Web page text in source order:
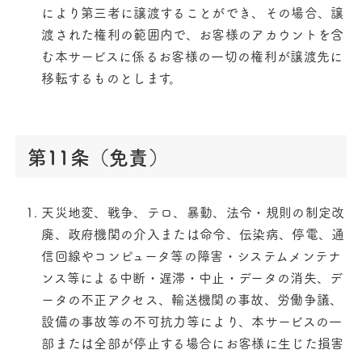
により第三者に譲渡することができ、その場合、譲
渡された権利の範囲内で、お客様のアカウントを含
む本サービスに係るお客様の一切の権利が譲渡先に
移転するものとします。
第11条（免責）
天災地変、戦争、テロ、暴動、法令・規則の制定改
廃、政府機関の介入または命令、伝染病、停電、通
信回線やコンピュータ等の障害・システムメンテナ
ンス等による中断・遅滞・中止・データの消失、デ
ータの不正アクセス、輸送機関の事故、労働争議、
設備の事故等の不可抗力等により、本サービスの一
部または全部が停止する場合にお客様に生じた損害